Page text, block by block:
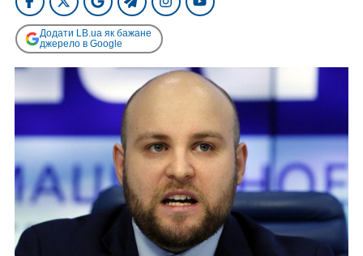
Додати LB.ua як бажане
джерело в Google